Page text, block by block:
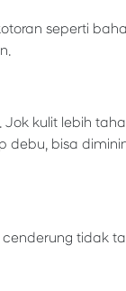
seperti
kulit lebih
debu, bisa
tidak